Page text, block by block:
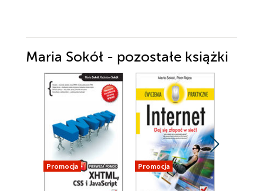
Maria Sokół - pozostałe książki
Promocja Promocja